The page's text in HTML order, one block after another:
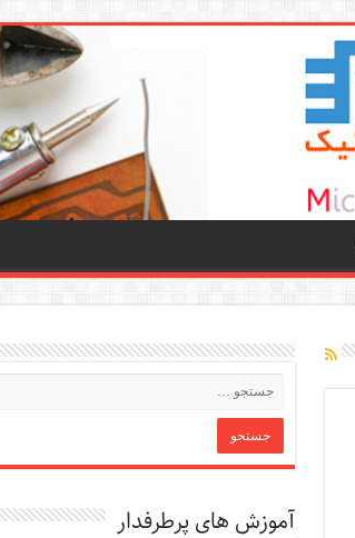
آموزش های پرطرفدار